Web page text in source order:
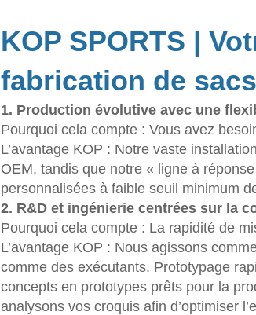
KOP SPORTS |
fabrication de
1. Production évolutive avec une
Pourquoi cela compte : Vous avez
L’avantage KOP : Notre vaste
OEM, tandis que notre « ligne à
personnalisées à faible seuil minimum
2. R&D et ingénierie centrées sur la
Pourquoi cela compte : La rapidité de
L’avantage KOP : Nous agissons
comme des exécutants. Prototypage
concepts en prototypes prêts pour la
analysons vos croquis afin d’optimiser